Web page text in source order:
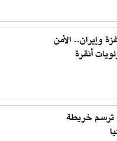
وإيران.. الأمن
أنقرة
ترسم خريطة